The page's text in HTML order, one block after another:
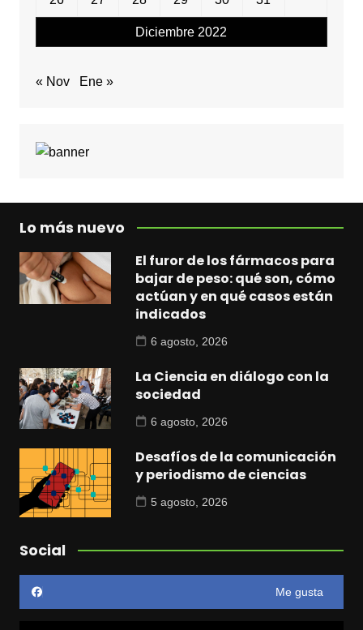
Diciembre 2022
« Nov Ene »
Lo más nuevo
El furor de los fármacos para
bajar de peso: qué son, cómo
actúan y en qué casos están
indicados
6 agosto, 2026
La Ciencia en diálogo con la
sociedad
6 agosto, 2026
Desafíos de la comunicación
y periodismo de ciencias
5 agosto, 2026
Social
Me gusta